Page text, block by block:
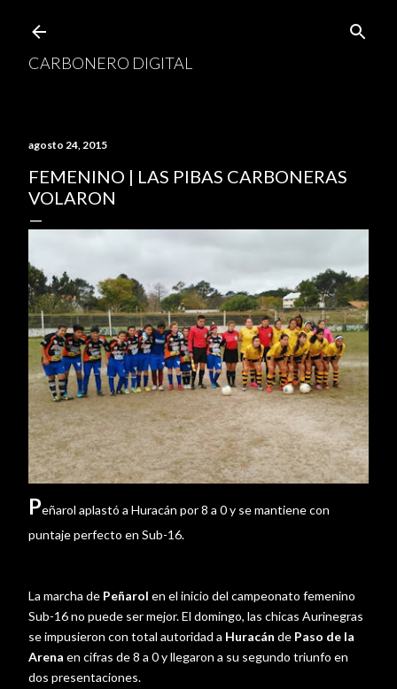
CARBONERO DIGITAL
agosto 24, 2015
FEMENINO | LAS PIBAS CARBONERAS
VOLARON
Peñarol aplastó a Huracán por 8 a 0 y se mantiene con
puntaje perfecto en Sub-16.
La marcha de Peñarol en el inicio del campeonato femenino
Sub-16 no puede ser mejor. El domingo, las chicas Aurinegras
se impusieron con total autoridad a Huracán de Paso de la
Arena en cifras de 8 a 0 y llegaron a su segundo triunfo en
dos presentaciones.